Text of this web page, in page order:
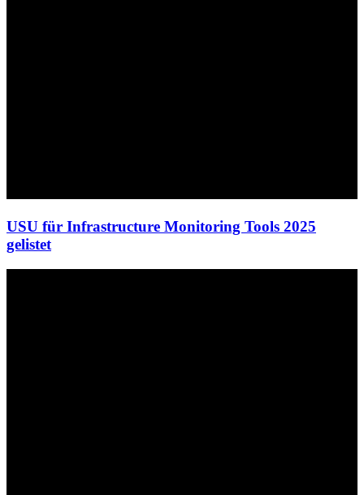
USU für Infrastructure Monitoring Tools 2025
gelistet